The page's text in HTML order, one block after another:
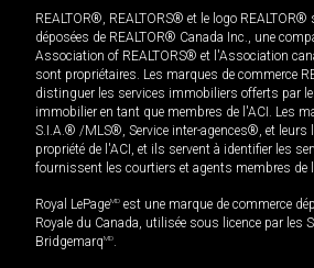
REALTOR®, REALTORS® et le logo
déposées de REALTOR® Canada Inc., une
Association of REALTORS® et l'Association
sont propriétaires. Les marques de commerce
distinguer les services immobiliers offerts par
immobilier en tant que membres de l'ACI. Les
S.I.A.® /MLS®, Service inter-agences®, et leurs
propriété de l'ACI, et ils servent à identifier les
fournissent les courtiers et agents membres de
Royal LePageMD est une marque de commerce
Royale du Canada, utilisée sous licence par les
BridgemarqMD